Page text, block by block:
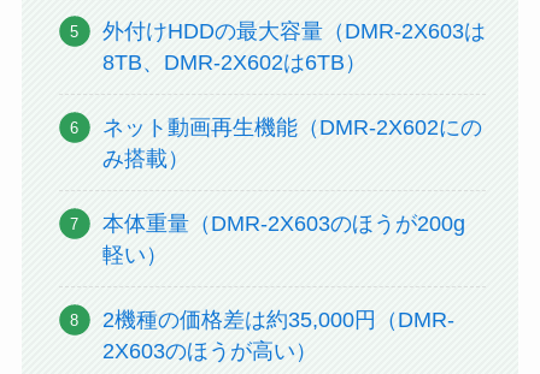
外付けHDDの最大容量（DMR-2X603は
8TB、DMR-2X602は6TB）
ネット動画再生機能（DMR-2X602にの
み搭載）
本体重量（DMR-2X603のほうが200g
軽い）
2機種の価格差は約35,000円（DMR-
2X603のほうが高い）